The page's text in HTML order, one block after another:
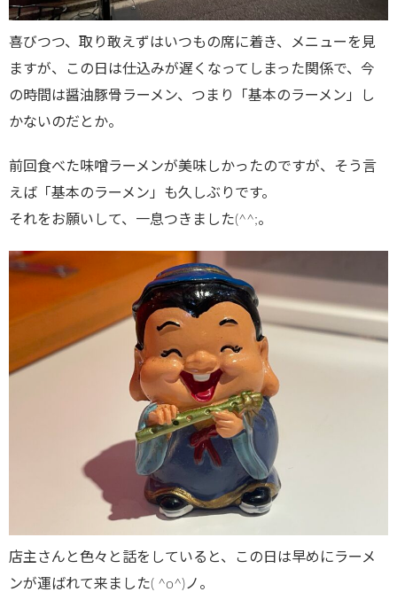
喜びつつ、取り敢えずはいつもの席に着き、メニューを見
ますが、この日は仕込みが遅くなってしまった関係で、今
の時間は醤油豚骨ラーメン、つまり「基本のラーメン」し
かないのだとか。
前回食べた味噌ラーメンが美味しかったのですが、そう言
えば「基本のラーメン」も久しぶりです。
それをお願いして、一息つきました(^^;。
店主さんと色々と話をしていると、この日は早めにラーメ
ンが運ばれて来ました( ^o^)ノ。